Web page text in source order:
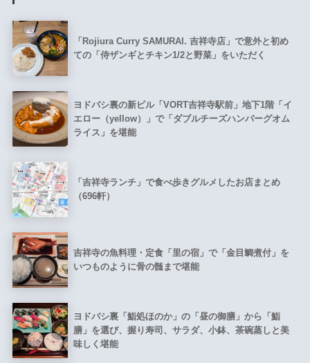
「Rojiura Curry SAMURAI. 吉祥寺店」で意外と初め
ての「侍ザンギとチキン1/2と野菜」をいただく
ヨドバシ裏の新ビル「VORT吉祥寺駅前」地下1階「イ
エロー（yellow）」で「ダブルチーズハンバーグオム
ライス」を堪能
「吉祥寺ランチ」で食べ歩きグルメしたお店まとめ
（696軒）
吉祥寺の魚料理・定食「里の宿」で「金目鯛煮付」を
いつものように骨の髄まで堪能
ヨドバシ裏「鮨処ほのか」の「昼の御膳」から「鮨
膳」を選び、握り寿司、サラダ、小鉢、茶碗蒸しと美
味しく堪能